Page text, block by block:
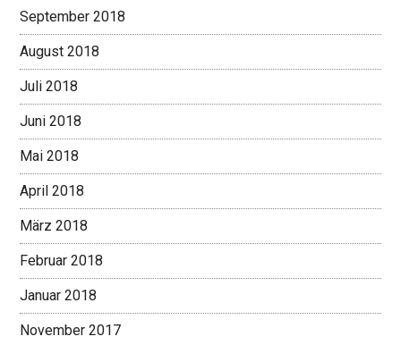
September 2018
August 2018
Juli 2018
Juni 2018
Mai 2018
April 2018
März 2018
Februar 2018
Januar 2018
November 2017